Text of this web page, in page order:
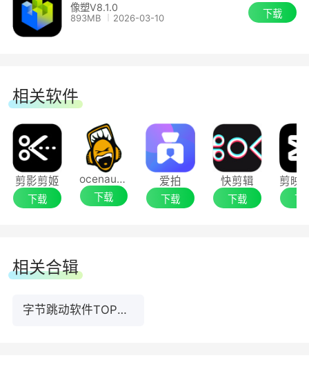
像塑V8.1.0
893MB 2026-03-10 下载
相关软件
剪影剪姬
下载
ocenaudio
下载
爱拍
下载
快剪辑
下载 下
相关合辑
字节跳动软件TOP前9名下载